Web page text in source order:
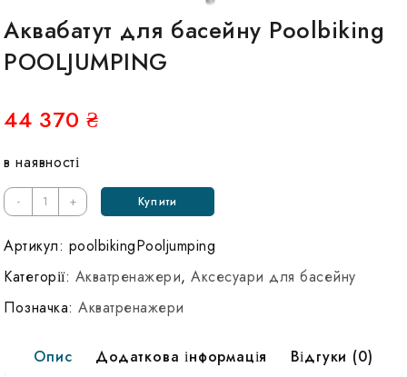
Аквабатут для басейну Poolbiking
POOLJUMPING
44 370 ₴
в наявності
-
Кількість
Аквабатут
Poolbiking
POOLJUMPING
+ Купити
Артикул: poolbikingPooljumping
Категорії: Акватренажери, Аксесуари для басейну
Позначка: Акватренажери
Опис Додаткова інформація Відгуки (0)